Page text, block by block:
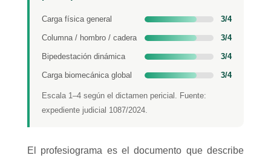
Carga física general 3/4
Columna / hombro / cadera 3/4
Bipedestación dinámica 3/4
Carga biomecánica global 3/4
Escala 1–4 según el dictamen pericial. Fuente:
expediente judicial 1087/2024.
El profesiograma es el documento que describe